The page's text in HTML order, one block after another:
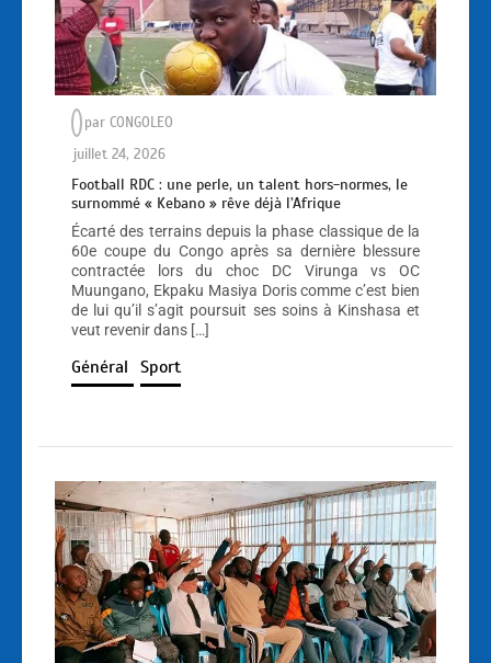
par CONGOLEO
juillet 24, 2026
Football RDC : une perle, un talent hors-normes, le
surnommé « Kebano » rêve déjà l’Afrique
Écarté des terrains depuis la phase classique de la
60e coupe du Congo après sa dernière blessure
contractée lors du choc DC Virunga vs OC
Muungano, Ekpaku Masiya Doris comme c’est bien
de lui qu’il s’agit poursuit ses soins à Kinshasa et
veut revenir dans […]
Général Sport